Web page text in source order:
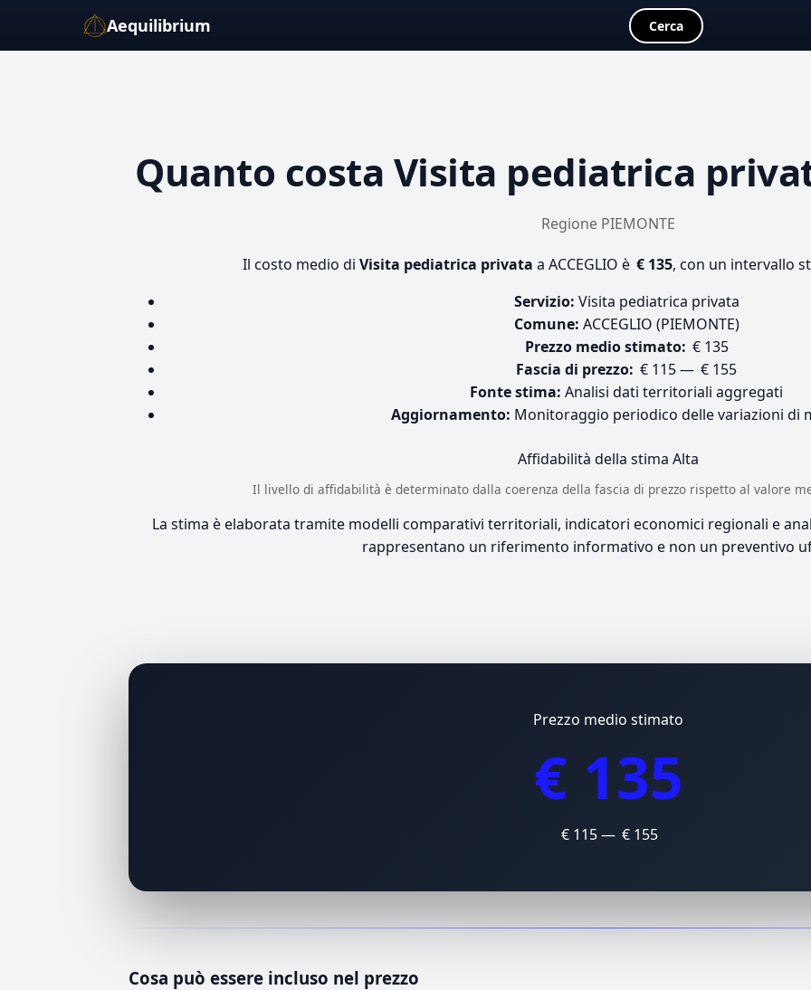
Aequilibrium Cerca
Quanto costa Visita pediatrica
Regione PIEMONTE
Il costo medio di Visita pediatrica privata a ACCEGLIO è € 135, con un intervallo
Servizio: Visita pediatrica privata
Comune: ACCEGLIO (PIEMONTE)
Prezzo medio stimato: € 135
Fascia di prezzo: € 115 — € 155
Fonte stima: Analisi dati territoriali aggregati
Aggiornamento: Monitoraggio periodico delle variazioni di
Affidabilità della stima Alta
Il livello di affidabilità è determinato dalla coerenza della fascia di prezzo rispetto al valore
La stima è elaborata tramite modelli comparativi territoriali, indicatori economici regionali e
rappresentano un riferimento informativo e non un preventivo
Prezzo medio stimato
€ 135
€ 115 — € 155
Cosa può essere incluso nel prezzo